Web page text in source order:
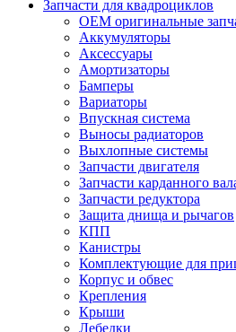
Запчасти для квадроциклов
OEM оригинальные
Аккумуляторы
Аксессуары
Амортизаторы
Бамперы
Вариаторы
Впускная система
Выносы радиаторов
Выхлопные системы
Запчасти двигателя
Запчасти карданного
Запчасти редуктора
Защита днища и рычагов
КПП
Канистры
Комплектующие для
Корпус и обвес
Крепления
Крыши
Лебедки